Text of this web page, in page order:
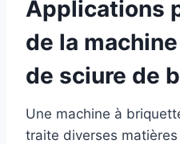
Applications
de la
de sciure de
Une machine à
traite diverses